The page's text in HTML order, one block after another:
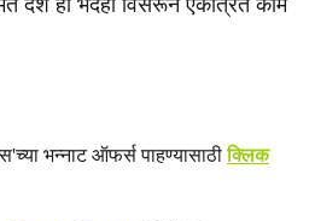
देश हा भेदही विसरून एकत्रित काम
भन्नाट ऑफर्स पाहण्यासाठीक्लिक